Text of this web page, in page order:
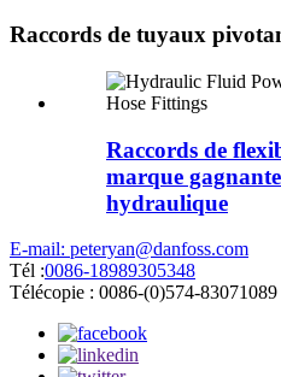
Raccords de tuyaux
Raccords de
marque
hydraulique
E-mail: peteryan@danfoss.com
Tél :0086-18989305348
Télécopie : 0086-(0)574-83071089